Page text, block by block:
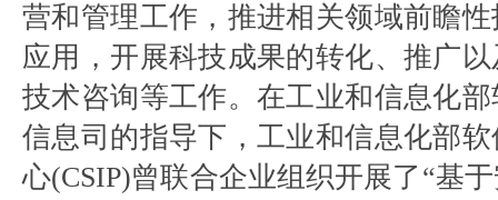
营和管理工作，推进相关领域前瞻
应用，开展科技成果的转化、推广
技术咨询等工作。在工业和信息化
信息司的指导下，工业和信息化部
心(CSIP)曾联合企业组织开展了“基